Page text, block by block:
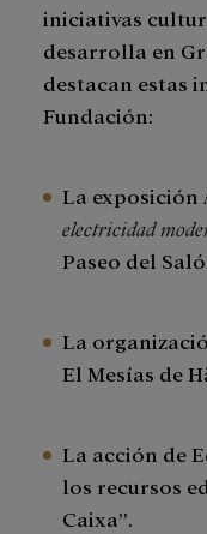
iniciativas
desarrolla en
destacan estas
Fundación:
La exposición
electricidad
Paseo del
La
El Mesías de
La acción de
los recursos
Caixa”.